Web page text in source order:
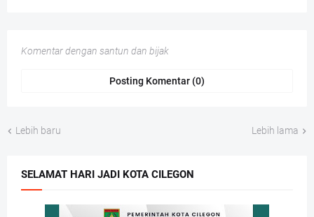
Komentar dengan santun dan bijak
Posting Komentar (0)
Lebih baru Lebih lama
SELAMAT HARI JADI KOTA CILEGON